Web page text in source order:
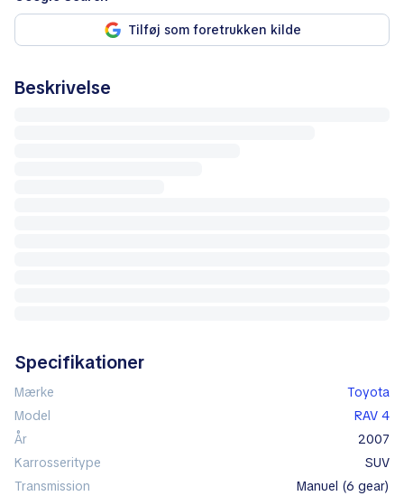
Tilføj som foretrukken kilde
Beskrivelse
Specifikationer
Mærke
Toyota
Model
RAV 4
År
2007
Karrosseritype
SUV
Transmission
manuel (6 gear)